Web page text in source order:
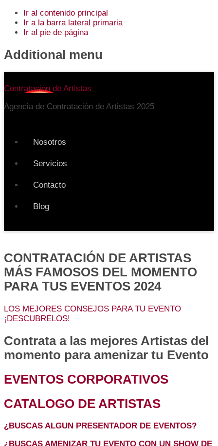
Ir al contenido principal
Ir a la barra lateral primaria
Ir al pie de página
Additional menu
Contratación de Artistas
Agencia de Contratación de Artistas 2025
Nosotros
Servicios
Contacto
Blog
CONTRATACIÓN DE ARTISTAS
MÁS FAMOSOS DEL MOMENTO
PARA TUS EVENTOS 2024
LOS MEJORES CONSEJOS PARA TU EVENTO
¡DESCUBRELOS!
Contrata a las mejores Artistas del
momento para amenizar tu Evento
EVENTOS CORPORATIVOS
CATALOGO DE ARTISTAS
¿BUSCAS ALGUN PRESENTADOR DE EVENTOS?
¿BUSCAS AMENIZAR TU EVENTO CON UN SHOW DE